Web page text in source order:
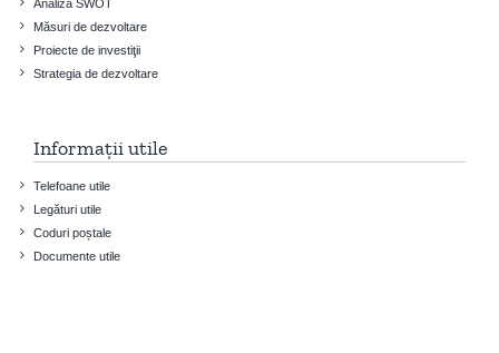
Analiza SWOT
Măsuri de dezvoltare
Proiecte de investiţii
Strategia de dezvoltare
Informații utile
Telefoane utile
Legături utile
Coduri poștale
Documente utile